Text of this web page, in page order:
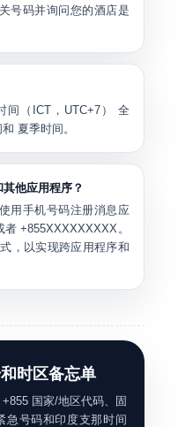
号码并询问您的酒店是
间（ICT，UTC+7）
全
夏季时间。
他应用程序？
用手机号码注册消息应
者+855XXXXXXXXX。
，以实现跨应用程序和
时区备忘单
国家/地区代码、固
急号码和印度支那时间